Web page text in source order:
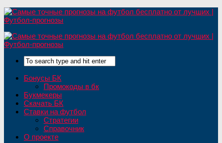
Бонусы БК
Промокоды в бк
Букмекеры
Скачать БК
Ставки на футбол
Стратегии
Справочник
О проекте